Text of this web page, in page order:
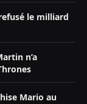
le milliard
n’a
Mario au